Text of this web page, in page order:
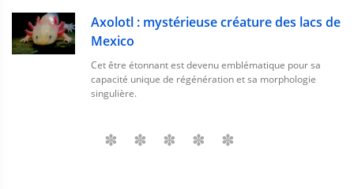
Axolotl : mystérieuse créature des lacs de
Mexico
Cet être étonnant est devenu emblématique pour sa
capacité unique de régénération et sa morphologie
singulière.